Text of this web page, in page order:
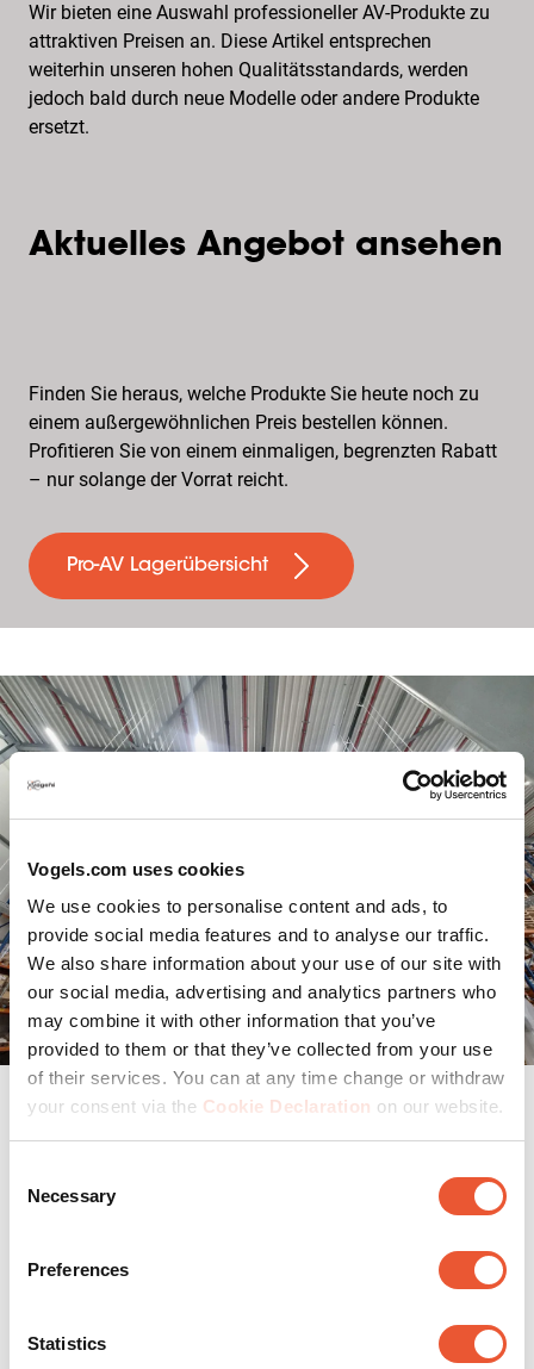
Vogels.com uses cookies
We use cookies to personalise content and ads, to
provide social media features and to analyse our traffic.
We also share information about your use of our site with
our social media, advertising and analytics partners who
may combine it with other information that you’ve
provided to them or that they’ve collected from your use
of their services. You can at any time change or withdraw
your consent via the Cookie Declaration on our website.
Selection
Necessary
Preferences
Statistics
Wir bieten eine Auswahl professioneller AV-Produkte zu
attraktiven Preisen an. Diese Artikel entsprechen
weiterhin unseren hohen Qualitätsstandards, werden
jedoch bald durch neue Modelle oder andere Produkte
ersetzt.
Aktuelles Angebot ansehen
Finden Sie heraus, welche Produkte Sie heute noch zu
einem außergewöhnlichen Preis bestellen können.
Profitieren Sie von einem einmaligen, begrenzten Rabatt
– nur solange der Vorrat reicht.
Pro-AV Lagerübersicht
verpassen sollten
✔ Qualität mit Vorteil – Nur bewährte Produkte mit
✔ Begrenzter Vorrat – solange der Vorrat reicht